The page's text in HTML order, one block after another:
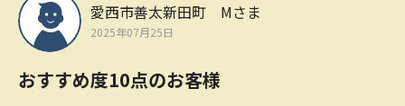
愛西市善太新田町 Mさま
2025年07月25日
おすすめ度10点のお客様